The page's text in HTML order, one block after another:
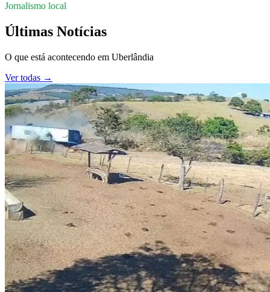
Jornalismo local
Últimas Notícias
O que está acontecendo em Uberlândia
Ver todas →